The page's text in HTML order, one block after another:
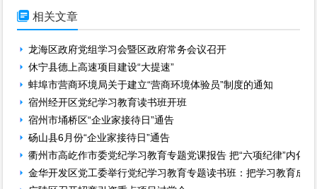
 相关文章
龙海区政府党组学习会暨区政府常务会议召开
休宁县德上高速项目建设“大提速”
蚌埠市营商环境局关于建立“营商环境体验员”制度的通知
宿州经开区党纪学习教育读书班开班
宿州市埇桥区“企业家接待日”通告
砀山县6月份“企业家接待日”通告
衢州市高屹作市委党纪学习教育专题党课报告 把“六项纪律”内化
金华开发区党工委举行党纪学习教育专题读书班：把学习教育成